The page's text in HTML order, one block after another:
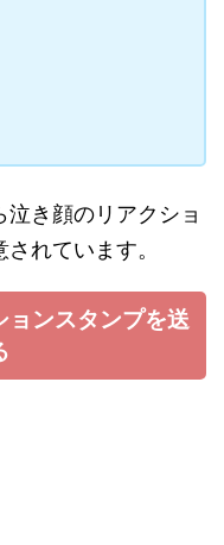
き顔のリアクショ
れています。
ョンスタンプを送